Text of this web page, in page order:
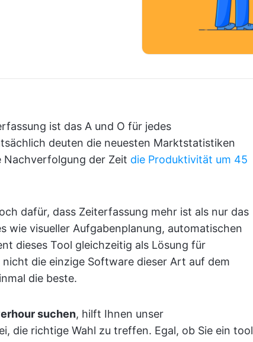
ist das A und O für jedes
deuten die neuesten Marktstatistiken
Nachverfolgung der Zeit die Produktivität um 45
dafür, dass Zeiterfassung mehr ist als nur das
wie visueller Aufgabenplanung, automatischen
dieses Tool gleichzeitig als Lösung für
die einzige Software dieser Art auf dem
die beste.
suchen, hilft Ihnen unser
die richtige Wahl zu treffen. Egal, ob Sie ein tool